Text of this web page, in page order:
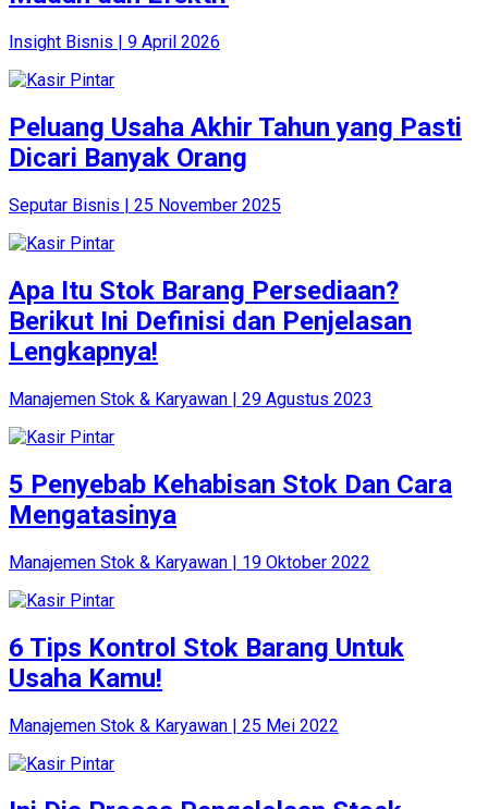
Insight Bisnis | 9 April 2026
Peluang Usaha Akhir Tahun yang Pasti
Dicari Banyak Orang
Seputar Bisnis | 25 November 2025
Apa Itu Stok Barang Persediaan?
Berikut Ini Definisi dan Penjelasan
Lengkapnya!
Manajemen Stok & Karyawan | 29 Agustus 2023
5 Penyebab Kehabisan Stok Dan Cara
Mengatasinya
Manajemen Stok & Karyawan | 19 Oktober 2022
6 Tips Kontrol Stok Barang Untuk
Usaha Kamu!
Manajemen Stok & Karyawan | 25 Mei 2022